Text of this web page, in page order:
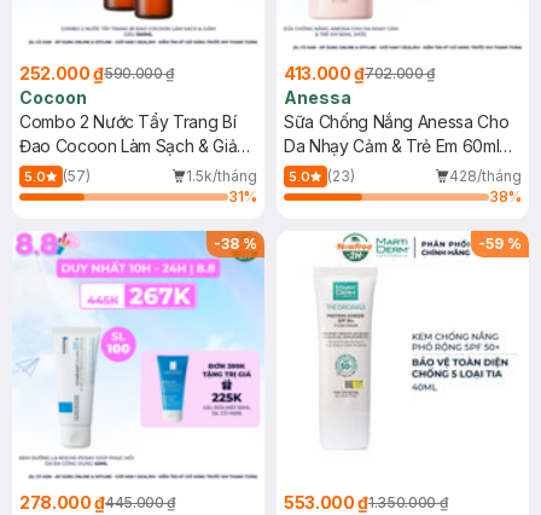
252.000 ₫590.000 ₫
Cocoon
Combo 2 Nước Tẩy Trang Bí
Đao Cocoon Làm Sạch & Giảm
Dầu 500ml
5.0 (57)
1.5k/tháng
31%
413.000 ₫702.000 ₫
Anessa
Sữa Chống Nắng Anessa Cho
Da Nhạy Cảm & Trẻ Em 60ml
(Mới)
5.0 (23)
428/tháng
38%
-38%
278.000 ₫445.000 ₫
-59 %
553.000 ₫1.350.000 ₫